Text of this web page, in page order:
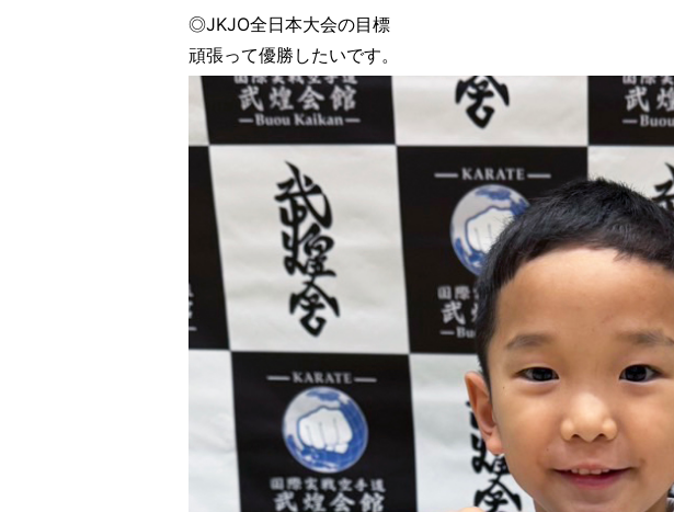
◎JKJO全日本大会の目標
頑張って優勝したいです。